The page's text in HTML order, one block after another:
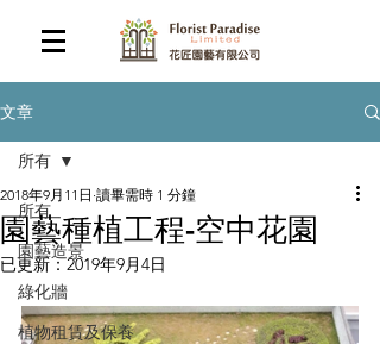
文章
所有
園藝造景
綠化牆
植物租賃及保養
所有
園藝種植工程-空中花園
2018年9月11日 讀畢需時 1 分鐘
已更新：2019年9月4日